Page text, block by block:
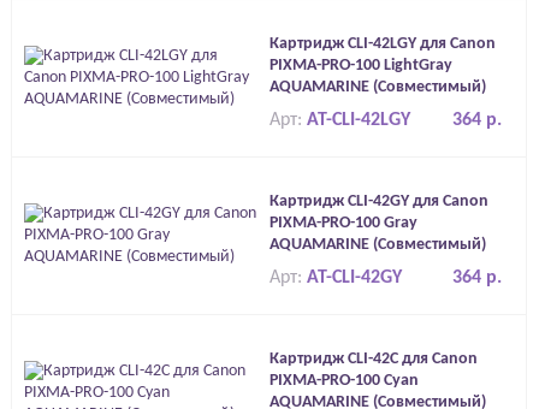
Картридж CLI-42LGY для Canon
PIXMA-PRO-100 LightGray
AQUAMARINE (Совместимый)
364 р.
Арт:AT-CLI-42LGY
Картридж CLI-42GY для Canon
PIXMA-PRO-100 Gray
AQUAMARINE (Совместимый)
364 р.
Арт:AT-CLI-42GY
Картридж CLI-42C для Canon
PIXMA-PRO-100 Cyan
AQUAMARINE (Совместимый)